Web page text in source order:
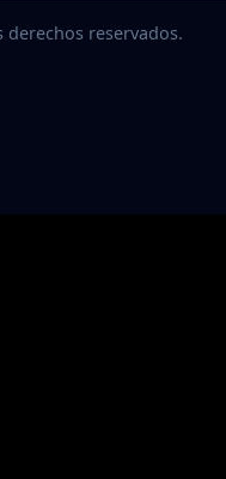
derechos reservados.